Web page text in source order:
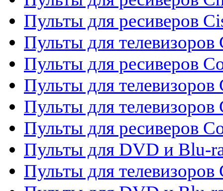
Пульты для ресиверов
Пульты для телевизоров
Пульты для ресиверов
Пульты для телевизоров
Пульты для телевизоров
Пульты для ресиверов
Пульты для DVD и Blu-
Пульты для телевизоров